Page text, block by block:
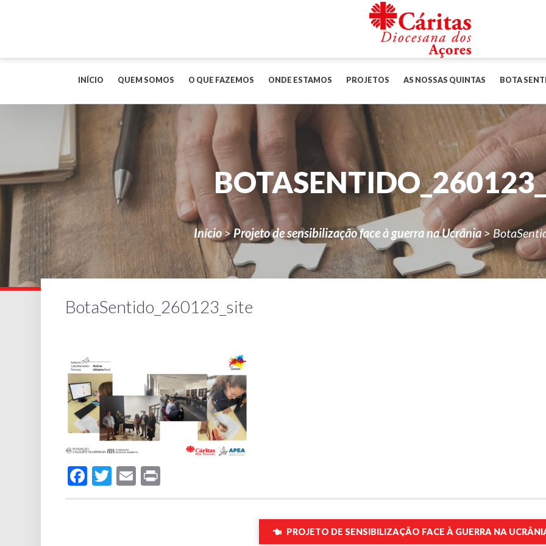
INÍCIO QUEM SOMOS O QUE FAZEMOS ONDE ESTAMOS PROJETOS AS NOSSAS QUINTAS BOTA
Início> Projeto de sensibilização face à guerra na Ucrânia>
BotaSentido_260123_site
Facebook
Twitter
Email
PROJETO DE SENSIBILIZAÇÃO FACE À GUERRA NA